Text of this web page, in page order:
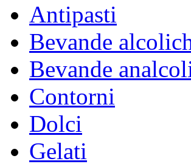
Antipasti
Bevande
Bevande
Contorni
Dolci
Gelati